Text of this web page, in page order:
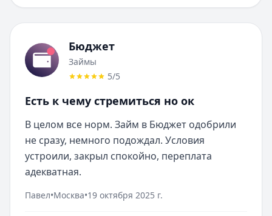
Бюджет
Займы
5/5
Есть к чему стремиться но ок
В целом все норм. Займ в Бюджет одобрили
не сразу, немного подождал. Условия
устроили, закрыл спокойно, переплата
адекватная.
Павел•Москва•19 октября 2025 г.